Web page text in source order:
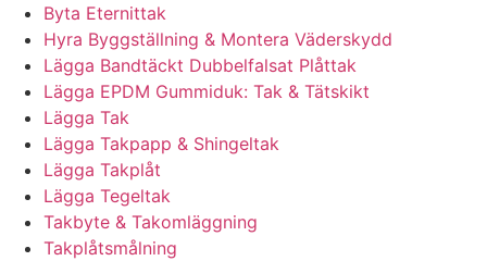
Byta Eternittak
Hyra Byggställning & Montera Väderskydd
Lägga Bandtäckt Dubbelfalsat Plåttak
Lägga EPDM Gummiduk: Tak & Tätskikt
Lägga Tak
Lägga Takpapp & Shingeltak
Lägga Takplåt
Lägga Tegeltak
Takbyte & Takomläggning
Takplåtsmålning